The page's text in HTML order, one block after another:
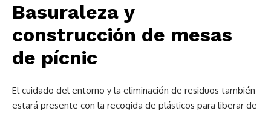
Basuraleza y
construcción de mesas
de pícnic
El cuidado del entorno y la eliminación de residuos también
estará presente con la recogida de plásticos para liberar de